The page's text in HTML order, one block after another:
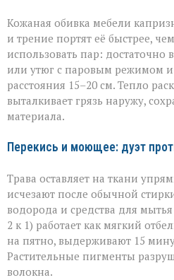
Кожаная обивка мебели
и трение портят её быстрее,
использовать пар: достаточно
или утюг с паровым режимом и
расстояния 15–20 см. Тепло
выталкивает грязь наружу,
материала.
Перекись и моющее: дуэт
Трава оставляет на ткани
исчезают после обычной
водорода и средства для
2 к 1) работает как мягкий
на пятно, выдерживают 15
Растительные пигменты
волокна.